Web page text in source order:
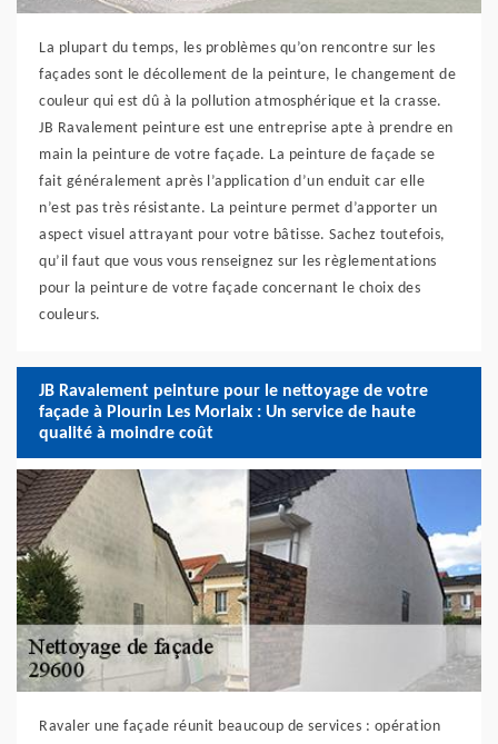
La plupart du temps, les problèmes qu’on rencontre sur les
façades sont le décollement de la peinture, le changement de
couleur qui est dû à la pollution atmosphérique et la crasse.
JB Ravalement peinture est une entreprise apte à prendre en
main la peinture de votre façade. La peinture de façade se
fait généralement après l’application d’un enduit car elle
n’est pas très résistante. La peinture permet d’apporter un
aspect visuel attrayant pour votre bâtisse. Sachez toutefois,
qu’il faut que vous vous renseignez sur les règlementations
pour la peinture de votre façade concernant le choix des
couleurs.
JB Ravalement peinture pour le nettoyage de votre
façade à Plourin Les Morlaix : Un service de haute
qualité à moindre coût
Ravaler une façade réunit beaucoup de services : opération